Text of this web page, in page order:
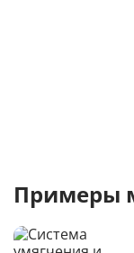
Примеры